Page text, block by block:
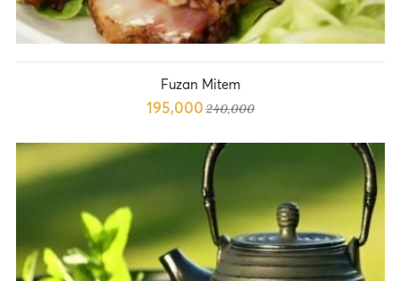
Fuzan Mitem
195,000240,000